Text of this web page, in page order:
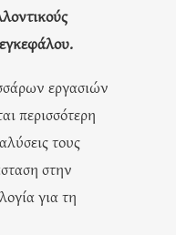
εργασιών
περισσότερη
τους
στην
για τη